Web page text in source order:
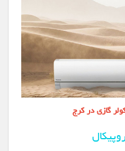
گازی در کرج